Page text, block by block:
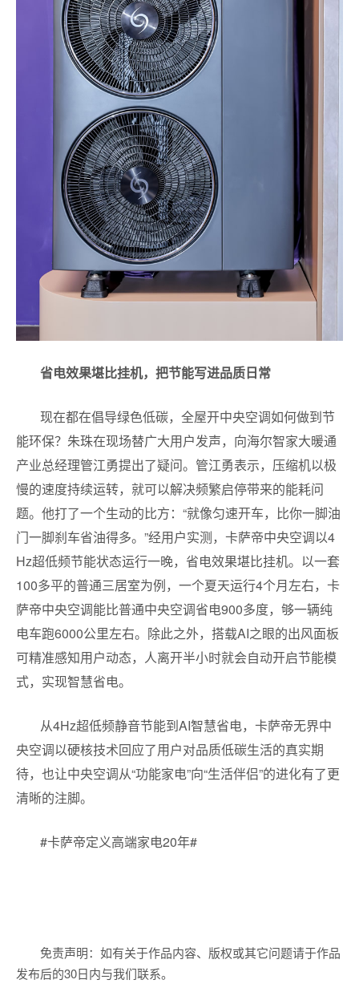
省电效果堪比挂机，把节能写进品质日常
现在都在倡导绿色低碳，全屋开中央空调如何做到节
能环保？朱珠在现场替广大用户发声，向海尔智家大暖通
产业总经理管江勇提出了疑问。管江勇表示，压缩机以极
慢的速度持续运转，就可以解决频繁启停带来的能耗问
题。他打了一个生动的比方：“就像匀速开车，比你一脚油
门一脚刹车省油得多。”经用户实测，卡萨帝中央空调以4
Hz超低频节能状态运行一晚，省电效果堪比挂机。以一套
100多平的普通三居室为例，一个夏天运行4个月左右，卡
萨帝中央空调能比普通中央空调省电900多度，够一辆纯
电车跑6000公里左右。除此之外，搭载AI之眼的出风面板
可精准感知用户动态，人离开半小时就会自动开启节能模
式，实现智慧省电。
从4Hz超低频静音节能到AI智慧省电，卡萨帝无界中
央空调以硬核技术回应了用户对品质低碳生活的真实期
待，也让中央空调从“功能家电”向“生活伴侣”的进化有了更
清晰的注脚。
#卡萨帝定义高端家电20年#
免责声明：如有关于作品内容、版权或其它问题请于作品
发布后的30日内与我们联系。